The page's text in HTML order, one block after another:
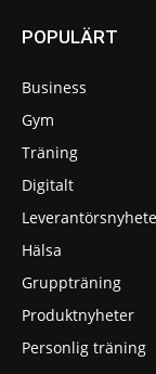
POPULÄRT
Business
Gym
Träning
Digitalt
Hälsa
Gruppträning
Produktnyheter
Personlig träning